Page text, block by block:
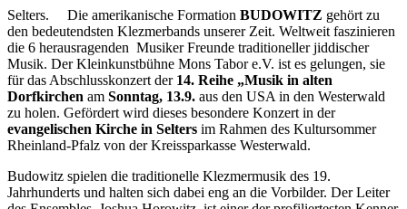
Selters. Die amerikanische Formation BUDOWITZ gehört zu
den bedeutendsten Klezmerbands unserer Zeit. Weltweit faszinieren
die 6 herausragenden Musiker Freunde traditioneller jiddischer
Musik. Der Kleinkunstbühne Mons Tabor e.V. ist es gelungen, sie
für das Abschlusskonzert der 14. Reihe „Musik in alten
Dorfkirchen am Sonntag, 13.9. aus den USA in den Westerwald
zu holen. Gefördert wird dieses besondere Konzert in der
evangelischen Kirche in Selters im Rahmen des Kultursommer
Rheinland-Pfalz von der Kreissparkasse Westerwald.
Budowitz spielen die traditionelle Klezmermusik des 19.
Jahrhunderts und halten sich dabei eng an die Vorbilder. Der Leiter